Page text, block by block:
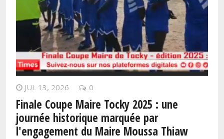
JUL 13, 2026 0
Finale Coupe Maire Tocky 2025 : une
journée historique marquée par
l'engagement du Maire Moussa Thiaw